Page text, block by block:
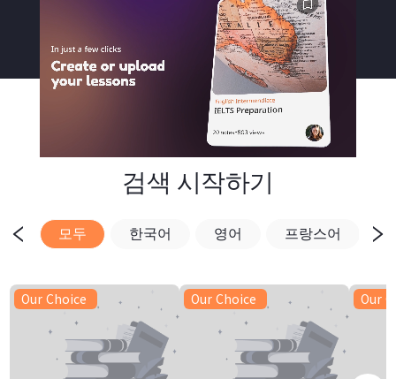
검색 시작하기
모두 한국어 영어 프랑스어
Our Choice Our Choice Our